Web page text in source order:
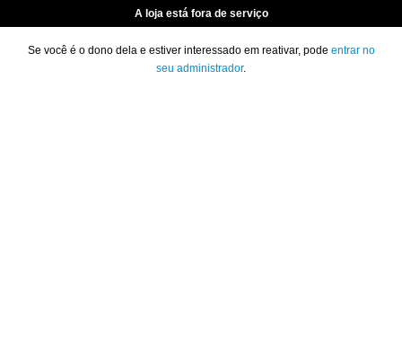
A loja está fora de serviço
Se você é o dono dela e estiver interessado em reativar, pode entrar no
seu administrador.